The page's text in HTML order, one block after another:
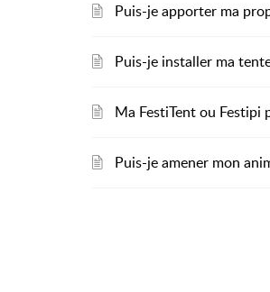
Puis-je apporter ma
Puis-je installer ma
Ma FestiTent ou Festipi
Puis-je amener mon